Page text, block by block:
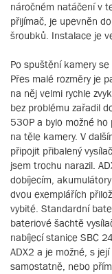
náročném natáčení v
přijímač, je upevněn
šroubků. Instalace je
Po spuštění kamery
Přes malé rozměry je
na něj velmi rychle
bez problému zařadil
530P a bylo možné
na těle kamery. V
připojit přibalený
jsem trochu narazil.
dobíjecím,
dvou exemplářích
vybité. Standardní
bateriové šachtě
nabíjecí stanice SBC
ADX2 a je možné, s
samostatně, nebo